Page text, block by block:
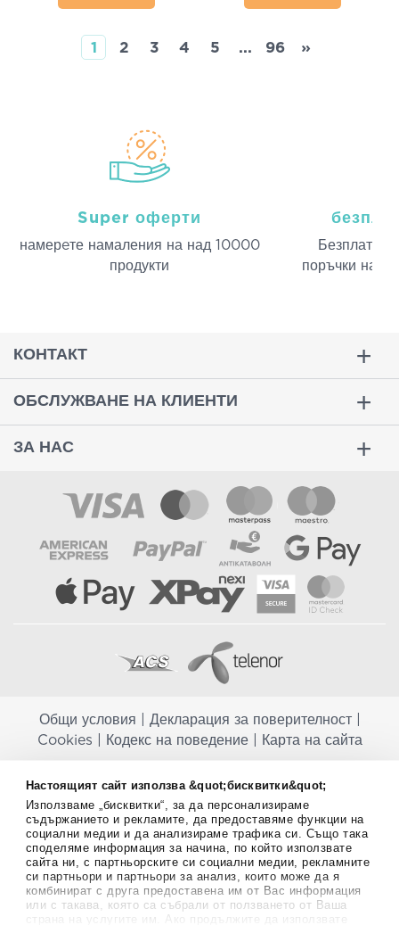
Настоящият сайт използва &quot;бисквитки&quot;
Използваме „бисквитки“, за да персонализираме
съдържанието и рекламите, да предоставяме функции на
социални медии и да анализираме трафика си. Също така
споделяме информация за начина, по който използвате
сайта ни, с партньорските си социални медии, рекламните
си партньори и партньори за анализ, които може да я
комбинират с друга предоставена им от Вас информация
или с такава, която са събрали от ползването от Ваша
страна на услугите им. Ако продължите да използвате
1 2 3 4 5 ... 96 »
Super оферти
намерeте намаления на над 10000
продукти
Безплатна
поръчки над
КОНТАКТ
ОБСЛУЖВАНЕ НА КЛИЕНТИ
ЗА НАС
Общи условия Декларация за поверителност|
Cookies
Кодекс на поведение| Карта на сайта
заместват балансираната диета и не са предназначени за
профилактика, лечение или лечение на човешки заболявания.
Консултирайте се с Вашия лекар, ако сте бременна, кърмите,
приемате лекарства или имате някакви здравословни проблеми,
преди да използвате някаква хранителна добавка. Непрекъснато се
стремим да ви предоставяме точна и валидна информация. Ако
имате някакви въпроси или коментари относно тях, моля свържете
се с нас.